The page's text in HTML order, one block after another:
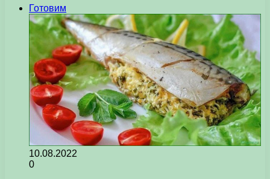
Готовим
10.08.2022
0